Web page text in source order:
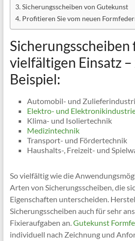
Sicherungsscheiben von Gutekunst
Profitieren Sie vom neuen
Sicherungsscheiben
vielfältigen Einsatz –
Beispiel:
Automobil- und
Elektro- und
Klima- und Isoliertechnik
Medizintechnik
Transport- und Fördertechnik
Haushalts-, Freizeit- und
So vielfältig wie die
Arten von Sicherungsscheiben, die
Eigenschaften unterscheiden.
Sicherungsscheiben auch für sehr
Fixieraufgaben an.Gutekunst
individuell nach Zeichnung und